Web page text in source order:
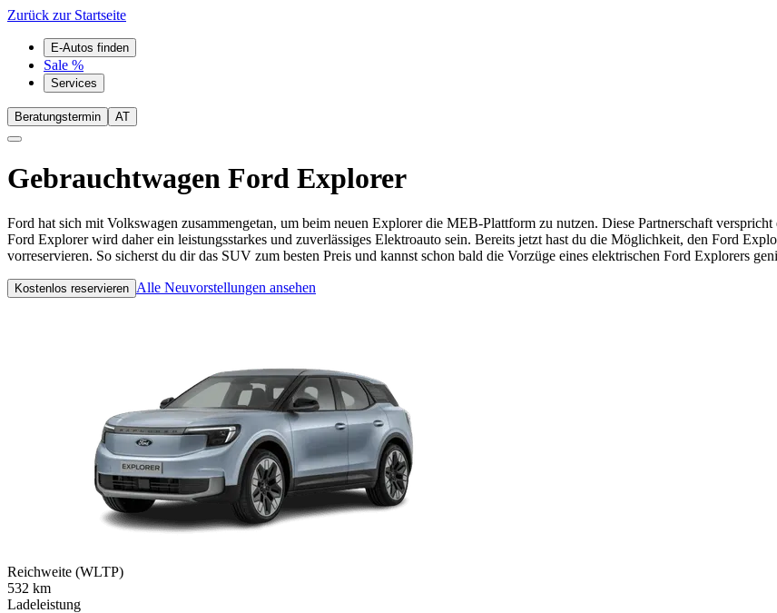
Zurück zur Startseite
E-Autos finden
Sale %
Services
Beratungstermin AT
Gebrauchtwagen Ford Explorer
Ford hat sich mit Volkswagen zusammengetan, um beim neuen Explorer die MEB-Plattform zu nutzen. Diese Partnerschaft
Ford Explorer wird daher ein leistungsstarkes und zuverlässiges Elektroauto sein. Bereits jetzt hast du die Möglichkeit, den Ford
vorreservieren. So sicherst du dir das SUV zum besten Preis und kannst schon bald die Vorzüge eines elektrischen Ford Explorers
Kostenlos reservieren Alle Neuvorstellungen ansehen
Reichweite (WLTP)
532 km
Ladeleistung